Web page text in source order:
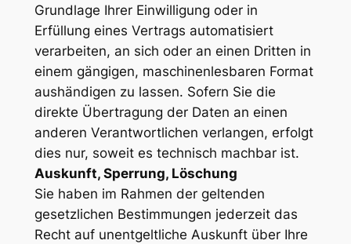
Grundlage Ihrer Einwilligung oder in
Erfüllung eines Vertrags automatisiert
verarbeiten, an sich oder an einen Dritten in
einem gängigen, maschinenlesbaren Format
aushändigen zu lassen. Sofern Sie die
direkte Übertragung der Daten an einen
anderen Verantwortlichen verlangen, erfolgt
dies nur, soweit es technisch machbar ist.
Auskunft, Sperrung, Löschung
Sie haben im Rahmen der geltenden
gesetzlichen Bestimmungen jederzeit das
Recht auf unentgeltliche Auskunft über Ihre